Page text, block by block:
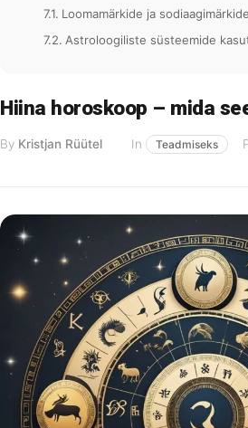
Loomamärkide ja
Astroloogiliste süsteemide
Hiina horoskoop – mida
By Kristjan Rüütel In Teadmiseks